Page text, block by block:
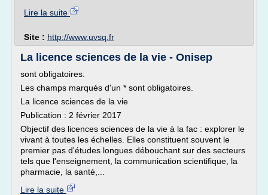
Lire la suite
Site : http://www.uvsq.fr
La licence sciences de la vie - Onisep
sont obligatoires.
Les champs marqués d'un * sont obligatoires.
La licence sciences de la vie
Publication : 2 février 2017
Objectif des licences sciences de la vie à la fac : explorer le
vivant à toutes les échelles. Elles constituent souvent le
premier pas d'études longues débouchant sur des secteurs
tels que l'enseignement, la communication scientifique, la
pharmacie, la santé,...
Lire la suite